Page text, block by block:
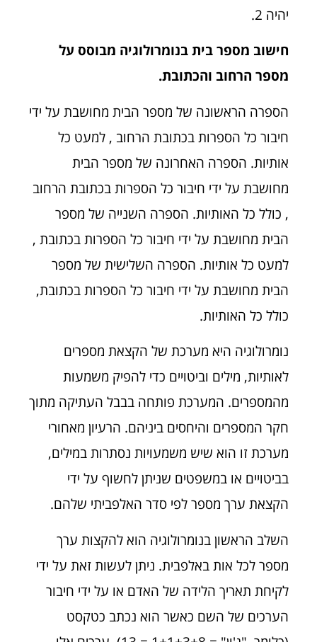
יהיה 2.
חישוב מספר בית בנומרולוגיה מבוסס על
מספר הרחוב והכתובת.
הספרה הראשונה של מספר הבית מחושבת על ידי
חיבור כל הספרות בכתובת הרחוב , למעט כל
אותיות. הספרה האחרונה של מספר הבית
מחושבת על ידי חיבור כל הספרות בכתובת הרחוב
, כולל כל האותיות. הספרה השנייה של מספר
הבית מחושבת על ידי חיבור כל הספרות בכתובת ,
למעט כל אותיות. הספרה השלישית של מספר
הבית מחושבת על ידי חיבור כל הספרות בכתובת,
כולל כל האותיות.
נומרולוגיה היא מערכת של הקצאת מספרים
לאותיות, מילים וביטויים כדי להפיק משמעות
מהמספרים. המערכת פותחה בבבל העתיקה מתוך
חקר המספרים והיחסים ביניהם. הרעיון מאחורי
מערכת זו הוא שיש משמעויות נסתרות במילים,
בביטויים או במשפטים שניתן לחשוף על ידי
הקצאת ערך מספר לפי סדר האלפביתי שלהם.
השלב הראשון בנומרולוגיה הוא להקצות ערך
מספר לכל אות באלפבית. ניתן לעשות זאת על ידי
לקיחת תאריך הלידה של האדם או על ידי חיבור
הערכים של השם כאשר הוא נכתב כטקסט